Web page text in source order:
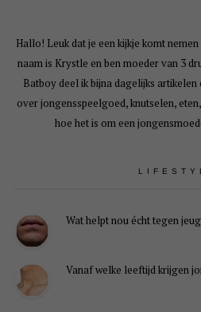
Hallo! Leuk dat je een kijkje komt
naam is Krystle en ben moeder van 3
Batboy deel ik bijna dagelijks
over jongensspeelgoed, knutselen,
hoe het is om een
Wat helpt nou écht tegen
Vanaf welke leeftijd krijgen